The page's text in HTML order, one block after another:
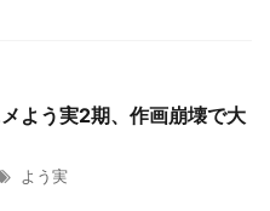
メよう実2期、作画崩壊で大
よう実